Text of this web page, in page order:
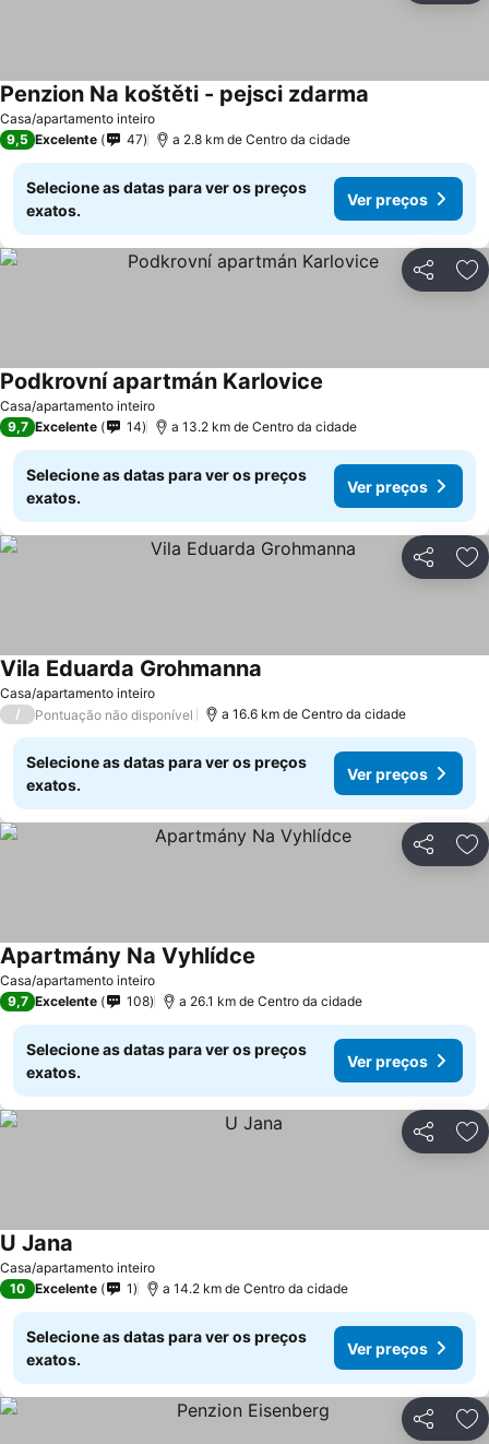
Casa/apartamento inteiro
Penzion Na koštěti - pejsci zdarma
9,5 Excelente 47 a 2.8 km de Centro da cidade
Selecione as datas para ver os preços
exatos.
Ver preços
Partilhar
Casa/apartamento inteiro
Podkrovní apartmán Karlovice
9,7 Excelente 14 a 13.2 km de Centro da cidade
Selecione as datas para ver os preços
exatos.
Ver preços
Partilhar
Casa/apartamento inteiro
Vila Eduarda Grohmanna
/ Pontuação não disponível a 16.6 km de Centro da cidade
Selecione as datas para ver os preços
exatos.
Ver preços
Partilhar
Casa/apartamento inteiro
Apartmány Na Vyhlídce
9,7 Excelente 108 a 26.1 km de Centro da cidade
Selecione as datas para ver os preços
exatos.
Ver preços
Partilhar
Casa/apartamento inteiro
U Jana
10 Excelente 1 a 14.2 km de Centro da cidade
Selecione as datas para ver os preços
exatos.
Ver preços
Partilhar